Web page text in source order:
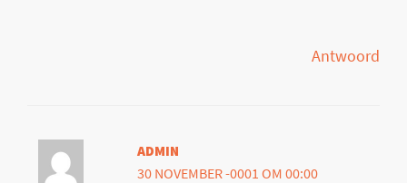
Antwoord
ADMIN
30 NOVEMBER -0001 OM 00:00